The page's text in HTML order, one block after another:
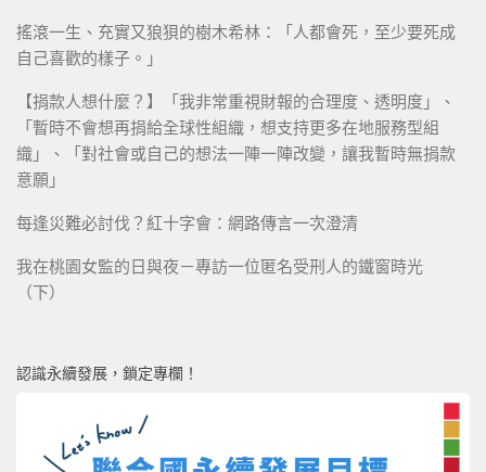
搖滾一生、充實又狼狽的樹木希林：「人都會死，至少要死成
自己喜歡的樣子。」
【捐款人想什麼？】「我非常重視財報的合理度、透明度」、
「暫時不會想再捐給全球性組織，想支持更多在地服務型組
織」、「對社會或自己的想法一陣一陣改變，讓我暫時無捐款
意願」
每逢災難必討伐？紅十字會：網路傳言一次澄清
我在桃園女監的日與夜－專訪一位匿名受刑人的鐵窗時光
（下）
認識永續發展，鎖定專欄！